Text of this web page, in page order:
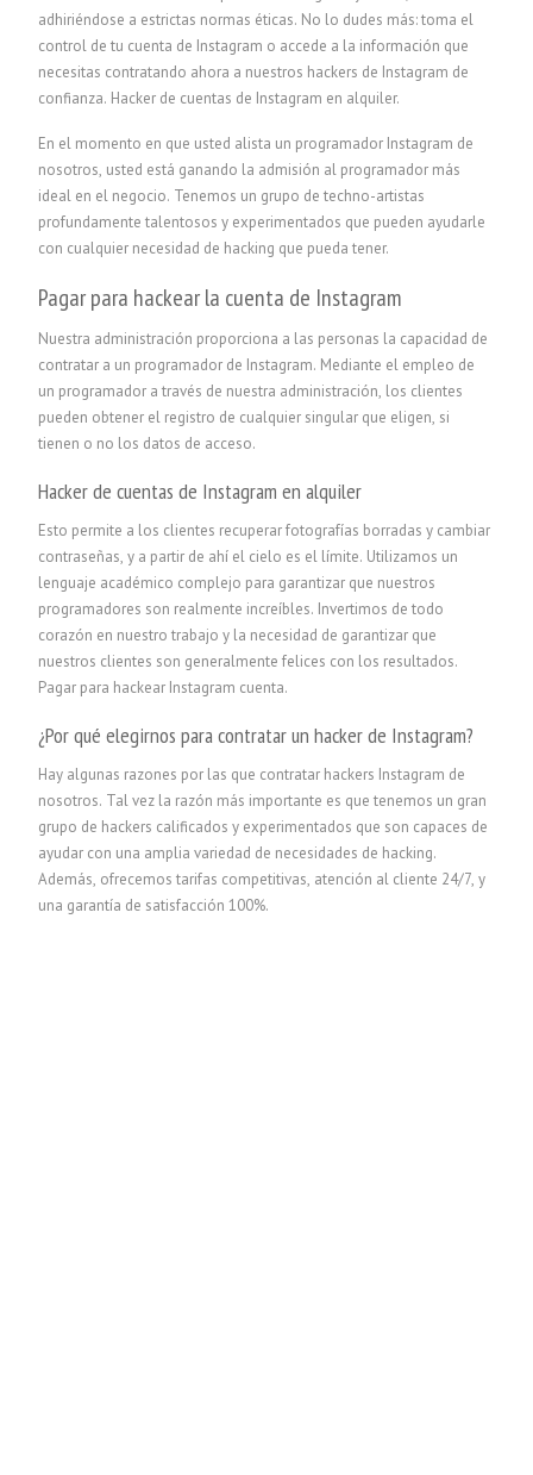
adhiriéndose a estrictas normas éticas. No lo dudes más: toma el
control de tu cuenta de Instagram o accede a la información que
necesitas contratando ahora a nuestros hackers de Instagram de
confianza. Hacker de cuentas de Instagram en alquiler.
En el momento en que usted alista un programador Instagram de
nosotros, usted está ganando la admisión al programador más
ideal en el negocio. Tenemos un grupo de techno-artistas
profundamente talentosos y experimentados que pueden ayudarle
con cualquier necesidad de hacking que pueda tener.
Pagar para hackear la cuenta de Instagram
Nuestra administración proporciona a las personas la capacidad de
contratar a un programador de Instagram. Mediante el empleo de
un programador a través de nuestra administración, los clientes
pueden obtener el registro de cualquier singular que eligen, si
tienen o no los datos de acceso.
Hacker de cuentas de Instagram en alquiler
Esto permite a los clientes recuperar fotografías borradas y cambiar
contraseñas, y a partir de ahí el cielo es el límite. Utilizamos un
lenguaje académico complejo para garantizar que nuestros
programadores son realmente increíbles. Invertimos de todo
corazón en nuestro trabajo y la necesidad de garantizar que
nuestros clientes son generalmente felices con los resultados.
Pagar para hackear Instagram cuenta.
¿Por qué elegirnos para contratar un hacker de Instagram?
Hay algunas razones por las que contratar hackers Instagram de
nosotros. Tal vez la razón más importante es que tenemos un gran
grupo de hackers calificados y experimentados que son capaces de
ayudar con una amplia variedad de necesidades de hacking.
Además, ofrecemos tarifas competitivas, atención al cliente 24/7, y
una garantía de satisfacción 100%.